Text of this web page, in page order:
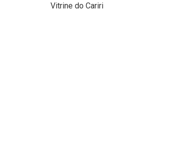
Vitrine do Cariri